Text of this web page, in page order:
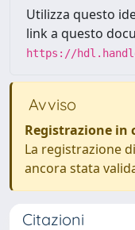
Utilizza questo
link a questo
https://
Avviso
Registrazione in
La registrazione
ancora stata
Citazioni